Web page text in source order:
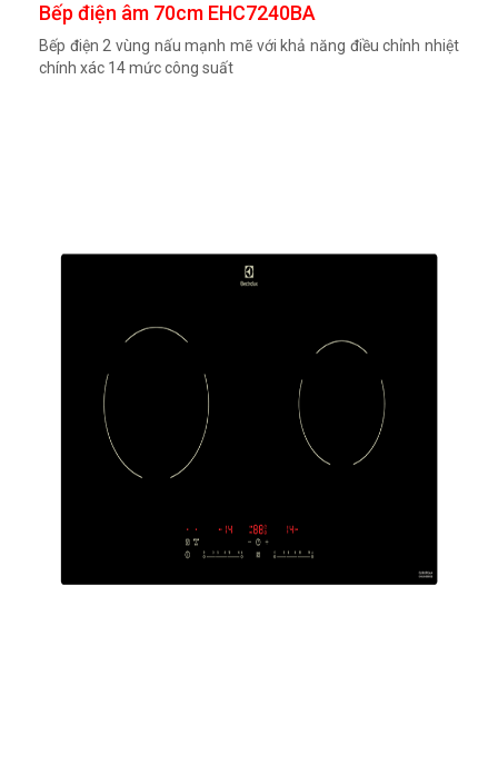
Bếp điện âm 70cm EHC7240BA
Bếp điện 2 vùng nấu mạnh mẽ với khả năng điều chỉnh nhiệt
chính xác 14 mức công suất